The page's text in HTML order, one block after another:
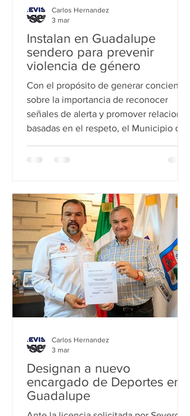
Instalan en Guadalupe
sendero para prevenir
violencia de género
Con el propósito de generar conciencia
sobre la importancia de reconocer
señales de alerta y promover relaciones
basadas en el respeto, el Municipio de
denominadoViolentómetro Gráfico,
por la Secretaría de la Mujer, Inclusión y
Derechos Humanos de Guadalupe en
conjunto con Venumia A.C., busca
generar un espacio de reflexión que
muestra a través de un recorrido gráfico
los
Carlos Hernandez
3 mar
Designan a nuevo
encargado de Deportes en
Guadalupe
Carlos Hernandez
3 mar